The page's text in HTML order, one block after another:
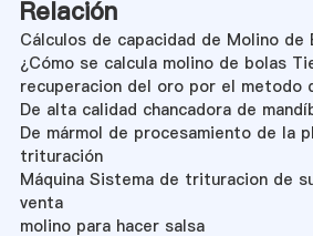
Relación
Cálculos de capacidad de Molino de
¿Cómo se calcula molino de bolas
recuperacion del oro por el metodo
De alta calidad chancadora de
De mármol de procesamiento de la
trituración
Máquina Sistema de trituracion de
venta
molino para hacer salsa